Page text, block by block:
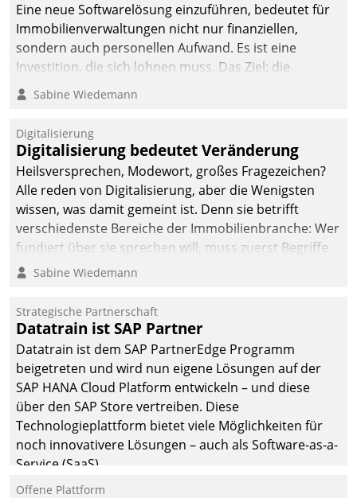
Eine neue Softwarelösung einzuführen, bedeutet für
Immobilienverwaltungen nicht nur finanziellen,
sondern auch personellen Aufwand. Es ist eine
Investition, die sich lohnen muss. Das Ziel: die
nachhaltige Optimierung der Geschäftsabläufe. Damit
dieses Ziel erreicht wird, sollten einige Grundregeln
Sabine Wiedemann
Digitalisierung
Digitalisierung bedeutet Veränderung
Heilsversprechen, Modewort, großes Fragezeichen?
Alle reden von Digitalisierung, aber die Wenigsten
wissen, was damit gemeint ist. Denn sie betrifft
verschiedenste Bereiche der Immobilienbranche: Wer
fundiert über sie sprechen will, muss zuerst Begriffe
klären. Ein Aspekt ist die betriebliche Optimierung:
Einsparungen durch optimierte und automatisierte
Prozesse. Doch man darf nicht zu viel erwarten: Allein
mit der Einführung einer neuen Software ist es nicht
getan. Die Digitalisierung erfordert von Unternehmen
die Bereitschaft, sich zu überprüfen, zu hinterfragen
und zu verändern.
Sabine Wiedemann
Strategische Partnerschaft
Datatrain ist SAP Partner
Datatrain ist dem SAP PartnerEdge Programm
beigetreten und wird nun eigene Lösungen auf der
SAP HANA Cloud Platform entwickeln – und diese
über den SAP Store vertreiben. Diese
Technologieplattform bietet viele Möglichkeiten für
noch innovativere Lösungen – auch als Software-as-a-
Service (SaaS).
Offene Plattform